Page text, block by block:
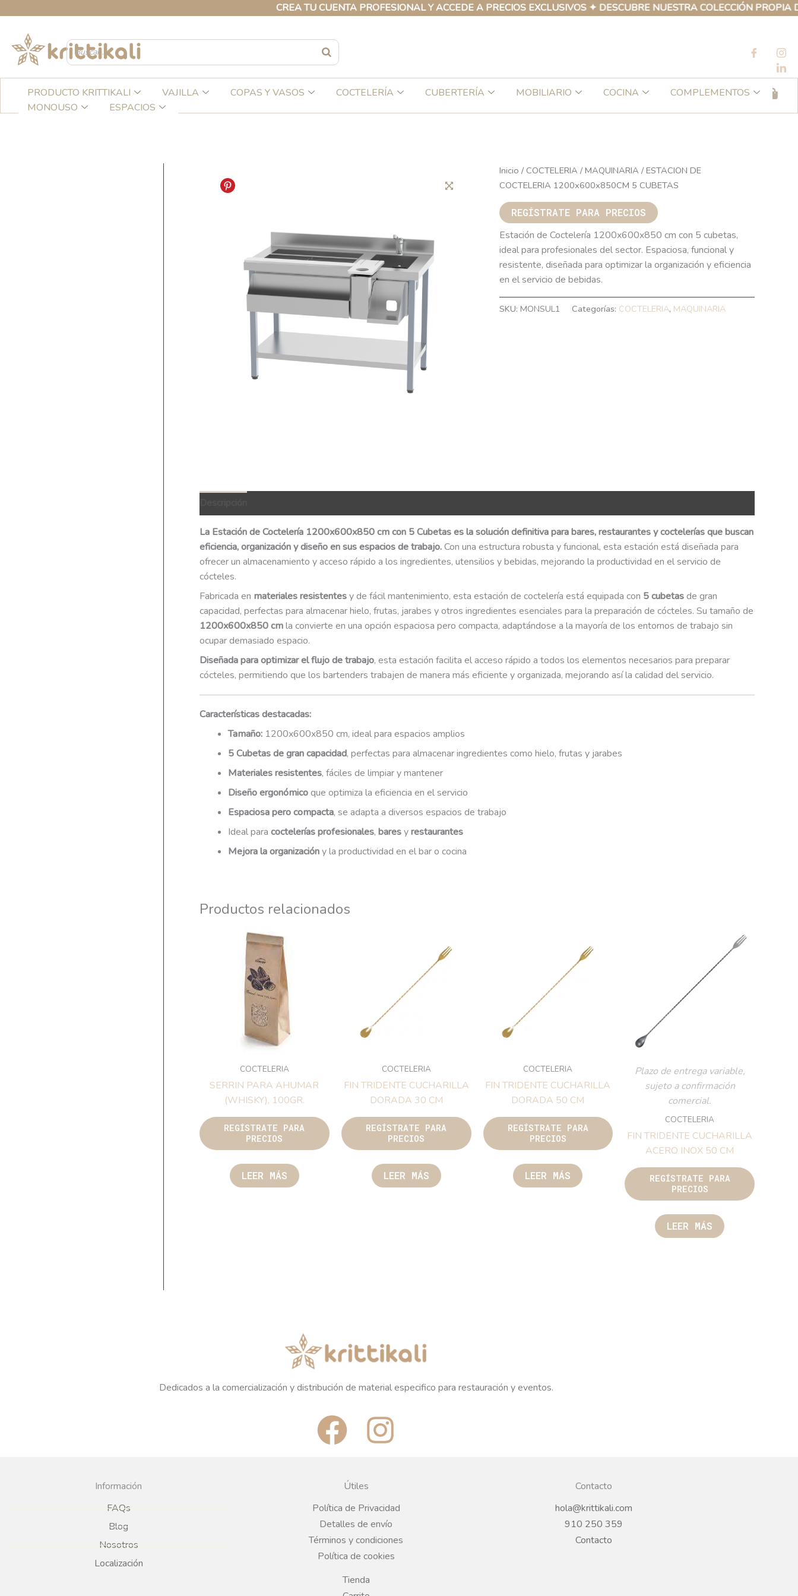
CREA TU CUENTA PROFESIONAL Y ACCEDE A PRECIOS EXCLUSIVOS ✦ DESCUBRE NUESTRA COLECCIÓN PROPIA DE
contenido
PRODUCTO KRITTIKALI VAJILLA COPAS Y VASOS COCTELERÍA CUBERTERÍA MOBILIARIO COCINA
COMPLEMENTOS
MONOUSO
ESPACIOS
Inicio / COCTELERIA / MAQUINARIA / ESTACION DE
COCTELERIA 1200x600x850CM 5 CUBETAS
REGÍSTRATE PARA PRECIOS
Estación de Coctelería 1200x600x850 cm con 5 cubetas,
ideal para profesionales del sector. Espaciosa, funcional y
resistente, diseñada para optimizar la organización y eficiencia
en el servicio de bebidas.
SKU: MONSUL1 Categorías: COCTELERIA, MAQUINARIA
La Estación de Coctelería 1200x600x850 cm con 5 Cubetas es la solución definitiva para bares, restaurantes y coctelerías que buscan
eficiencia, organización y diseño en sus espacios de trabajo.Con una estructura robusta y funcional, esta estación está diseñada para
ofrecer un almacenamiento y acceso rápido a los ingredientes, utensilios y bebidas, mejorando la productividad en el servicio de
cócteles.
Fabricada en materiales resistentesy de fácil mantenimiento, esta estación de coctelería está equipada con 5 cubetasde gran
capacidad, perfectas para almacenar hielo, frutas, jarabes y otros ingredientes esenciales para la preparación de cócteles. Su tamaño de
1200x600x850 cmla convierte en una opción espaciosa pero compacta, adaptándose a la mayoría de los entornos de trabajo sin
ocupar demasiado espacio.
Diseñada para optimizar el flujo de trabajo, esta estación facilita el acceso rápido a todos los elementos necesarios para preparar
cócteles, permitiendo que los bartenders trabajen de manera más eficiente y organizada, mejorando así la calidad del servicio.
Características destacadas:
Tamaño: 1200x600x850 cm, ideal para espacios amplios
5 Cubetas de gran capacidad, perfectas para almacenar ingredientes como hielo, frutas y jarabes
Materiales resistentes, fáciles de limpiar y mantener
Diseño ergonómicoque optimiza la eficiencia en el servicio
Espaciosa pero compacta, se adapta a diversos espacios de trabajo
Ideal para coctelerías profesionales, baresyrestaurantes
Mejora la organizacióny la productividad en el bar o cocina
Productos relacionados
COCTELERIA
SERRIN PARA AHUMAR
(WHISKY), 100GR.
REGÍSTRATE PARA
PRECIOS
LEER MÁS
COCTELERIA
FIN TRIDENTE CUCHARILLA
DORADA 30 CM
REGÍSTRATE PARA
PRECIOS
LEER MÁS
COCTELERIA
FIN TRIDENTE CUCHARILLA
DORADA 50 CM
REGÍSTRATE PARA
PRECIOS
LEER MÁS
Plazo de entrega variable,
sujeto a confirmación
comercial.
COCTELERIA
FIN TRIDENTE CUCHARILLA
ACERO INOX 50 CM
REGÍSTRATE PARA
PRECIOS
LEER MÁS
Dedicados a la comercialización y distribución de material especifico para restauración y eventos.
F
a
c
e
b
o
I
n
t
a
Información
FAQs
Blog
Nosotros
Localización
Útiles
Política de Privacidad
Detalles de envío
Términos y condiciones
Política de cookies
Tienda
Contacto
hola@krittikali.com
910 250 359
Contacto